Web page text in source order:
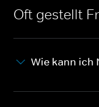
Oft gestellt
Wie kann ich